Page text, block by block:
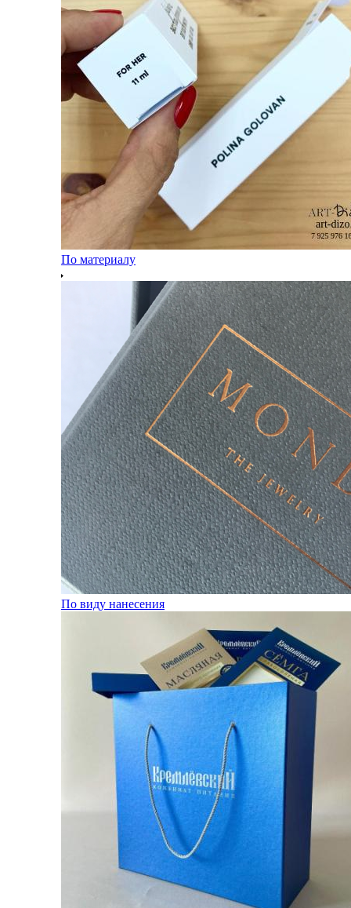
По материалу
По виду нанесения